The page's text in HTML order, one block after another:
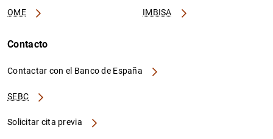
OME IMBISA
Contacto
Contactar con el Banco de España
SEBC
Solicitar cita previa